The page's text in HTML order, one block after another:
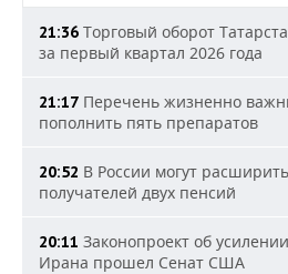
21:36 Торговый оборот
за первый квартал 2026 года
21:17 Перечень жизненно
пополнить пять препаратов
20:52 В России могут
получателей двух пенсий
20:11 Законопроект об
Ирана прошел Сенат США